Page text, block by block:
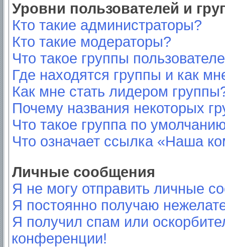
Уровни пользователей и
Кто такие администраторы?
Кто такие модераторы?
Что такое группы
Где находятся группы и как
Как мне стать лидером
Почему названия некоторых
Что такое группа по
Что означает ссылка «Наша
Личные сообщения
Я не могу отправить личные
Я постоянно получаю
Я получил спам или
конференции!